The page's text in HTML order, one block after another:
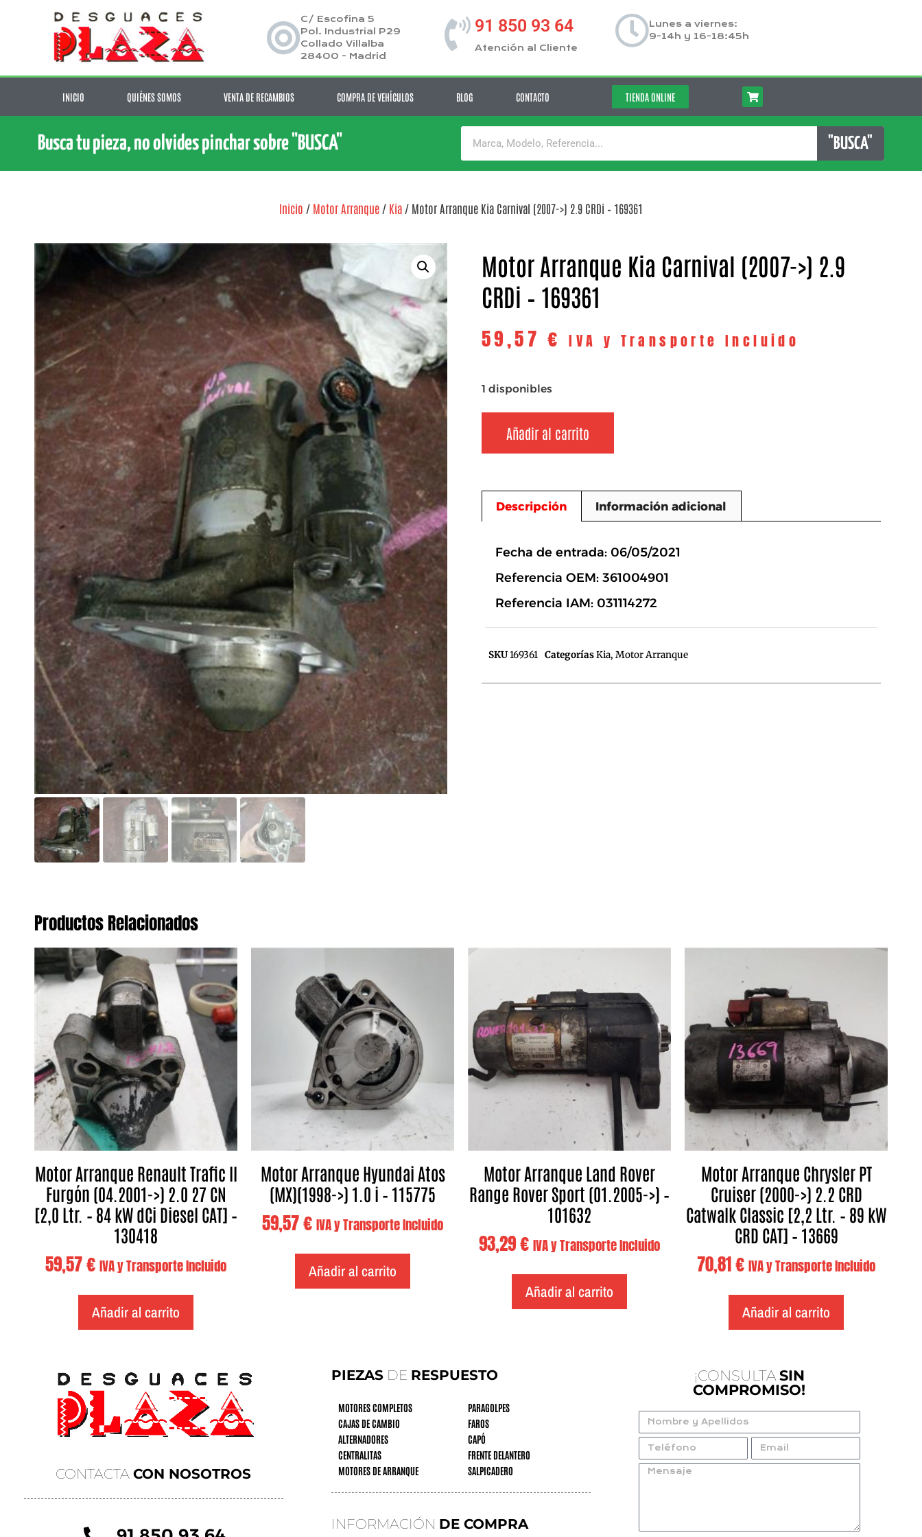
C/ Escofina 5
Pol. Industrial P29
Collado Villalba
28400 - Madrid
91 850 93 64
Atención al Cliente
Lunes a viernes:
9-14h y 16-18:45h
INICIO QUIÉNES SOMOS VENTA DE RECAMBIOS COMPRA DE VEHÍCULOS BLOG CONTACTO TIENDA ONLINE
Busca tu pieza, no olvides pinchar sobre "BUSCA" "BUSCA"
Inicio / Motor Arranque / Kia / Motor Arranque Kia Carnival (2007->) 2.9 CRDi – 169361
Motor Arranque Kia Carnival (2007->) 2.9
CRDi – 169361
59,57€ IVA y Transporte Incluido
1 disponibles
Añadir al carrito
Descripción Información adicional
Fecha de entrada: 06/05/2021
Referencia OEM: 361004901
Referencia IAM: 031114272
SKU169361 CategoríasKia, Motor Arranque
Productos Relacionados
Motor Arranque Renault Trafic II
Furgón (04.2001->) 2.0 27 CN
[2,0 Ltr. – 84 kW dCi Diesel CAT] –
130418
59,57€ IVA y Transporte Incluido
Añadir al carrito
Motor Arranque Hyundai Atos
(MX)(1998->) 1.0 i – 115775
59,57€ IVA y Transporte Incluido
Añadir al carrito
Motor Arranque Land Rover
Range Rover Sport (01.2005->) –
101632
93,29€ IVA y Transporte Incluido
Añadir al carrito
Motor Arranque Chrysler PT
Cruiser (2000->) 2.2 CRD
Catwalk Classic [2,2 Ltr. – 89 kW
CRD CAT] – 13669
70,81€ IVA y Transporte Incluido
Añadir al carrito
CONTACTACON NOSOTROS
PIEZASDE RESPUESTO
MOTORES COMPLETOS
CAJAS DE CAMBIO
ALTERNADORES
CENTRALITAS
MOTORES DE ARRANQUE
PARAGOLPES
FAROS
CAPÓ
FRENTE DELANTERO
SALPICADERO
INFORMACIÓN DE COMPRA
¡CONSULTA SIN
COMPROMISO!